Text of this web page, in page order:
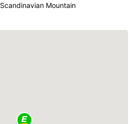
Scandinavian Mountain